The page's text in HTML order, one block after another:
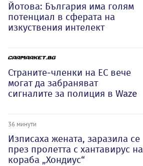
Йотова: България има голям
потенциал в сферата на
изкуствения интелект
Страните-членки на ЕС вече
могат да забраняват
сигналите за полиция в Waze
36 минути
Изписаха жената, заразила се
през пролетта с хантавирус на
кораба „Хондиус“